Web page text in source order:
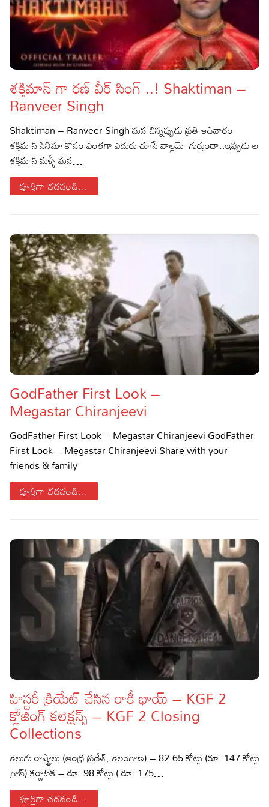
శక్తిమాన్ గా రణ్‌ వీర్ సింగ్ ..! Shaktiman –
Ranveer Singh
Shaktiman – Ranveer Singh మన చిన్నప్పుడు ప్రతి ఆదివారం
శక్తిమాన్ సినిమా కోసం ఎంతగా ఎదురు చూసే వాల్లమో గుర్తుందా..ఇప్పుడు ఆ
శక్తిమాన్ మళ్ళీ మన…
పూర్తిగా చదవండి...
GodFather First Look –
Megastar Chiranjeevi
GodFather First Look – Megastar Chiranjeevi GodFather
First Look – Megastar Chiranjeevi Share with your
friends & family
పూర్తిగా చదవండి...
హిస్టరీ క్రియేట్ చేసిన రాకీ భాయ్ – KGF 2
క్లోజింగ్ కలెక్షన్స్ – KGF 2 Closing
Collections
తెలుగు రాష్ట్రాలు (ఆంధ్ర ప్ర‌దేశ్‌, తెలంగాణ‌) – 82.65 కోట్లు (రూ. 147 కోట్లు
గ్రాస్‌) క‌ర్ణాట‌క – రూ. 98 కోట్లు ( రూ. 175…
పూర్తిగా చదవండి...